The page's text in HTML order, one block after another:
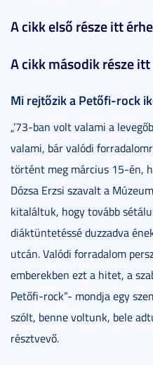
A cikk első része itt
A cikk második része
Mi rejtőzik a Petőfi-rock
„’73-ban volt valami a
valami, bár valódi
történt meg március 15-én,
Dózsa Erzsi szavalt a
kitaláltuk, hogy tovább
diáktüntetéssé duzzadva
utcán. Valódi forradalom
emberekben ezt a hitet, a
Petőfi-rock”- mondja egy
szólt, benne voltunk, bele
résztvevő.